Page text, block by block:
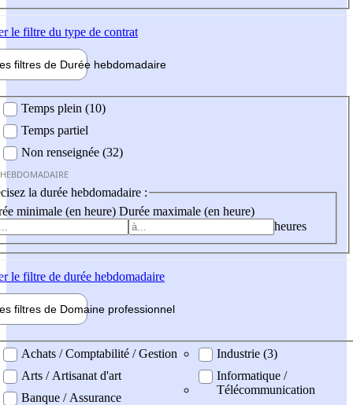
le filtre du type de contrat
filtres de Durée hebdomadaire
Temps plein (10)
Temps partiel
Non renseignée (32)
la durée hebdomadaire :
minimale (en heure) Durée maximale (en heure)
heures
le filtre de durée hebdomadaire
filtres de Domaine professionnel
professionel
Achats / Comptabilité / Gestion
Arts / Artisanat d'art
Banque / Assurance
Industrie (3)
Informatique /
Télécommunication